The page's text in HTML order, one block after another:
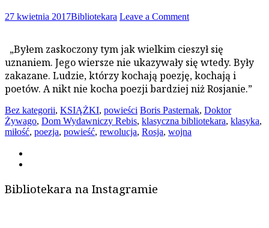
27 kwietnia 2017Bibliotekara Leave a Comment
„Byłem zaskoczony tym jak wielkim cieszył się
uznaniem. Jego wiersze nie ukazywały się wtedy. Były
zakazane. Ludzie, którzy kochają poezję, kochają i
poetów. A nikt nie kocha poezji bardziej niż Rosjanie.”
Bez kategorii, KSIĄŻKI, powieści Boris Pasternak, Doktor
Żywago, Dom Wydawniczy Rebis, klasyczna bibliotekara, klasyka,
miłość, poezja, powieść, rewolucja, Rosja, wojna
Bibliotekara na Instagramie